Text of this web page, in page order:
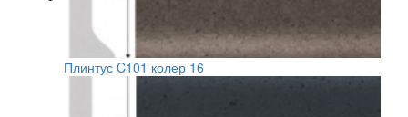
Плинтус C101 колер 16